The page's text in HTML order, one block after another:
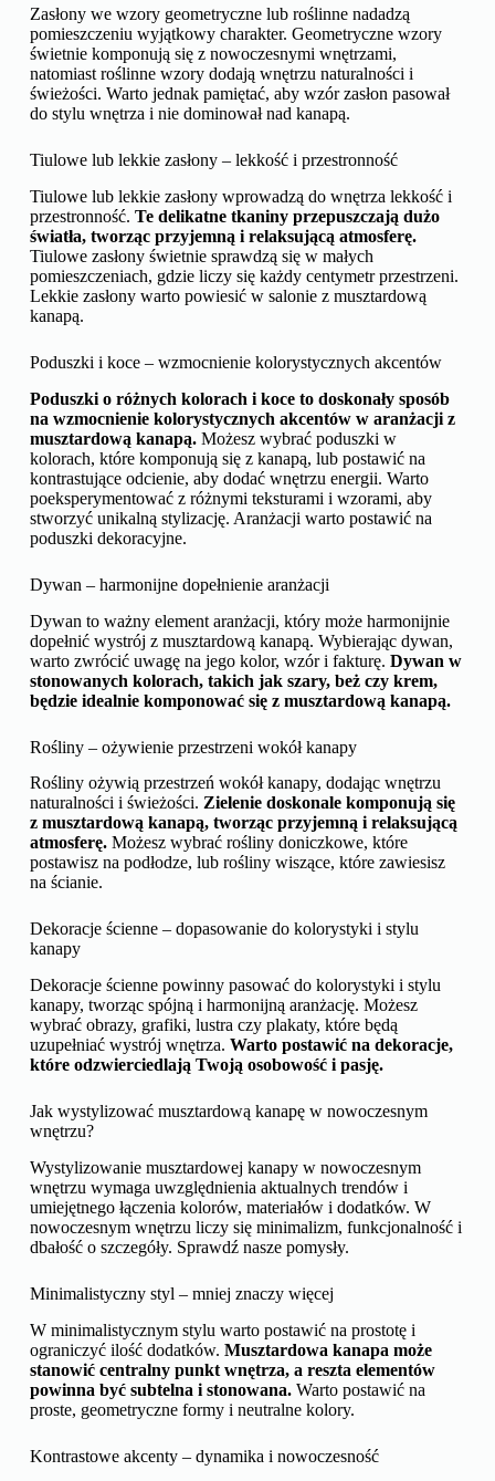
Zasłony we wzory geometryczne lub roślinne nadadzą
pomieszczeniu wyjątkowy charakter. Geometryczne wzory
świetnie komponują się z nowoczesnymi wnętrzami,
natomiast roślinne wzory dodają wnętrzu naturalności i
świeżości. Warto jednak pamiętać, aby wzór zasłon pasował
do stylu wnętrza i nie dominował nad kanapą.
Tiulowe lub lekkie zasłony – lekkość i przestronność
Tiulowe lub lekkie zasłony wprowadzą do wnętrza lekkość i
przestronność. Te delikatne tkaniny przepuszczają dużo
światła, tworząc przyjemną i relaksującą atmosferę.
Tiulowe zasłony świetnie sprawdzą się w małych
pomieszczeniach, gdzie liczy się każdy centymetr przestrzeni.
Lekkie zasłony warto powiesić w salonie z musztardową
kanapą.
Poduszki i koce – wzmocnienie kolorystycznych akcentów
Poduszki o różnych kolorach i koce to doskonały sposób
na wzmocnienie kolorystycznych akcentów w aranżacji z
musztardową kanapą.Możesz wybrać poduszki w
kolorach, które komponują się z kanapą, lub postawić na
kontrastujące odcienie, aby dodać wnętrzu energii. Warto
poeksperymentować z różnymi teksturami i wzorami, aby
stworzyć unikalną stylizację. Aranżacji warto postawić na
poduszki dekoracyjne.
Dywan – harmonijne dopełnienie aranżacji
Dywan to ważny element aranżacji, który może harmonijnie
dopełnić wystrój z musztardową kanapą. Wybierając dywan,
warto zwrócić uwagę na jego kolor, wzór i fakturę. Dywan w
stonowanych kolorach, takich jak szary, beż czy krem,
będzie idealnie komponować się z musztardową kanapą.
Rośliny – ożywienie przestrzeni wokół kanapy
Rośliny ożywią przestrzeń wokół kanapy, dodając wnętrzu
naturalności i świeżości. Zielenie doskonale komponują się
z musztardową kanapą, tworząc przyjemną i relaksującą
atmosferę.Możesz wybrać rośliny doniczkowe, które
postawisz na podłodze, lub rośliny wiszące, które zawiesisz
na ścianie.
Dekoracje ścienne – dopasowanie do kolorystyki i stylu
kanapy
Dekoracje ścienne powinny pasować do kolorystyki i stylu
kanapy, tworząc spójną i harmonijną aranżację. Możesz
wybrać obrazy, grafiki, lustra czy plakaty, które będą
uzupełniać wystrój wnętrza. Warto postawić na dekoracje,
które odzwierciedlają Twoją osobowość i pasję.
Jak wystylizować musztardową kanapę w nowoczesnym
wnętrzu?
Wystylizowanie musztardowej kanapy w nowoczesnym
wnętrzu wymaga uwzględnienia aktualnych trendów i
umiejętnego łączenia kolorów, materiałów i dodatków. W
nowoczesnym wnętrzu liczy się minimalizm, funkcjonalność i
dbałość o szczegóły. Sprawdź nasze pomysły.
Minimalistyczny styl – mniej znaczy więcej
W minimalistycznym stylu warto postawić na prostotę i
ograniczyć ilość dodatków. Musztardowa kanapa może
stanowić centralny punkt wnętrza, a reszta elementów
powinna być subtelna i stonowana.Warto postawić na
proste, geometryczne formy i neutralne kolory.
Kontrastowe akcenty – dynamika i nowoczesność